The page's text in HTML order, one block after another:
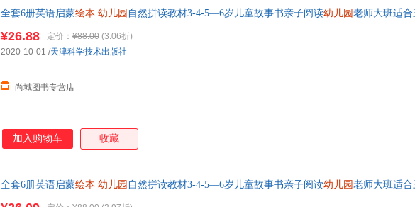
全套6册英语启蒙绘本 幼儿园 自然拼读教材3-4-5—6岁儿童故事书亲子阅读幼儿园 老师大班适
¥26.88 定价： ¥88.00 (3.06折)
尚城图书专营店
2020-10-01 /天津科学技术出版社
加入购物车 收藏
全套6册英语启蒙绘本 幼儿园 自然拼读教材3-4-5—6岁儿童故事书亲子阅读幼儿园 老师大班适